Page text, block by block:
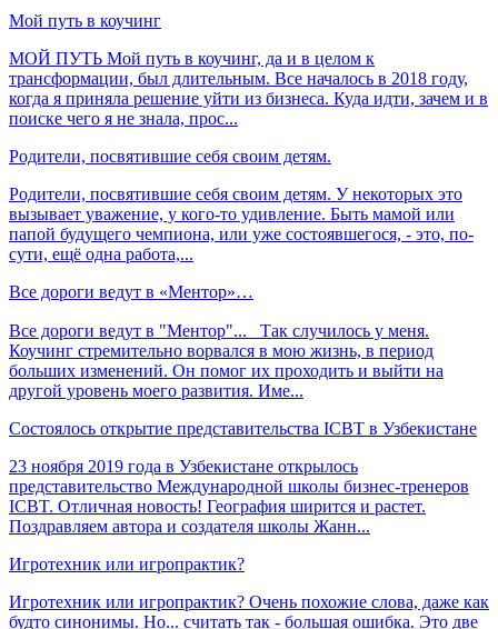
Мой путь в коучинг
МОЙ ПУТЬ Мой путь в коучинг, да и в целом к
трансформации, был длительным. Все началось в 2018 году,
когда я приняла решение уйти из бизнеса. Куда идти, зачем и в
поиске чего я не знала, прос...
Родители, посвятившие себя своим детям.
Родители, посвятившие себя своим детям. У некоторых это
вызывает уважение, у кого-то удивление. Быть мамой или
папой будущего чемпиона, или уже состоявшегося, - это, по-
сути, ещё одна работа,...
Все дороги ведут в «Ментор»…
Все дороги ведут в "Ментор"...⠀Так случилось у меня.
Коучинг стремительно ворвался в мою жизнь, в период
больших изменений. Он помог их проходить и выйти на
другой уровень моего развития. Име...
Состоялось открытие представительства ICBT в Узбекистане
23 ноября 2019 года в Узбекистане открылось
представительство Международной школы бизнес-тренеров
ICBT. Отличная новость! География ширится и растет.
Поздравляем автора и создателя школы Жанн...
Игротехник или игропрактик?
Игротехник или игропрактик? Очень похожие слова, даже как
будто синонимы. Но... считать так - большая ошибка. Это две